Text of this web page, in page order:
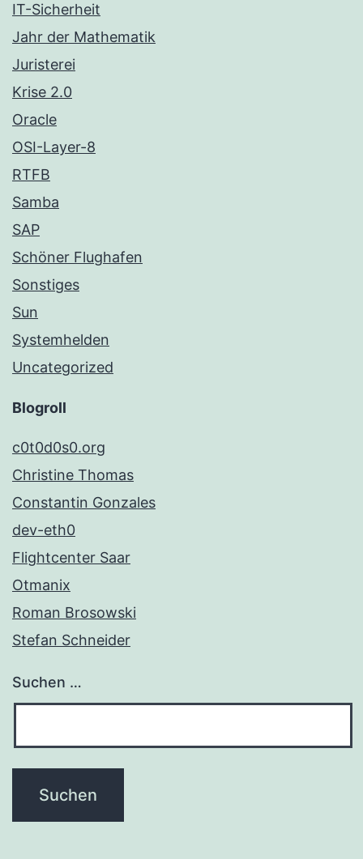
IT-Sicherheit
Jahr der Mathematik
Juristerei
Krise 2.0
Oracle
OSI-Layer-8
RTFB
Samba
SAP
Schöner Flughafen
Sonstiges
Sun
Systemhelden
Uncategorized
Blogroll
c0t0d0s0.org
Christine Thomas
Constantin Gonzales
dev-eth0
Flightcenter Saar
Otmanix
Roman Brosowski
Stefan Schneider
Suchen …